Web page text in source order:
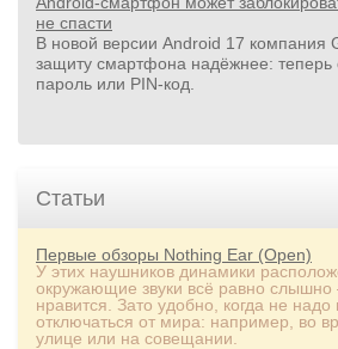
не спасти
В новой версии Android 17 компания
защиту смартфона надёжнее: теперь
пароль или PIN‑код.
Статьи
Первые обзоры Nothing Ear (Open)
У этих наушников динамики
окружающие звуки всё равно
нравится. Зато удобно, когда не надо
отключаться от мира: например, во
улице или на совещании.